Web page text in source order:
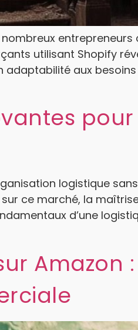
utilisant Shopify
aux
logistique
ce marché, la
d’une
Amazon